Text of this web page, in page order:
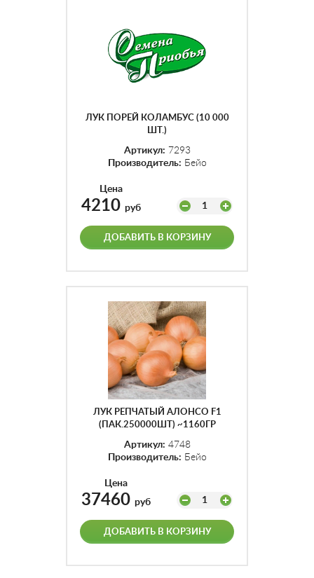
ЛУК ПОРЕЙ КОЛАМБУС (10 000
ШТ.)
Артикул: 7293
Производитель: Бейо
Цена
4210 руб 1
ДОБАВИТЬ В КОРЗИНУ
ЛУК РЕПЧАТЫЙ АЛОНСО F1
(ПАК.250000ШТ) ~1160ГР
Артикул: 4748
Производитель: Бейо
Цена
37460 руб 1
ДОБАВИТЬ В КОРЗИНУ